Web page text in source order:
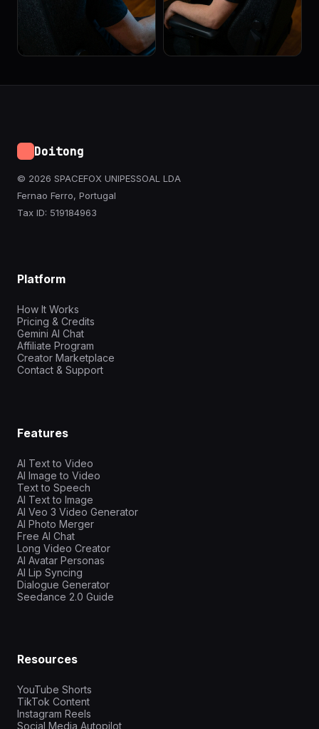
Doitong
© 2026 SPACEFOX UNIPESSOAL LDA
Fernao Ferro, Portugal
Tax ID: 519184963
Platform
How It Works
Pricing & Credits
Gemini AI Chat
Affiliate Program
Creator Marketplace
Contact & Support
Features
AI Text to Video
AI Image to Video
Text to Speech
AI Text to Image
AI Veo 3 Video Generator
AI Photo Merger
Free AI Chat
Long Video Creator
AI Avatar Personas
AI Lip Syncing
Dialogue Generator
Seedance 2.0 Guide
Resources
YouTube Shorts
TikTok Content
Instagram Reels
Social Media Autopilot